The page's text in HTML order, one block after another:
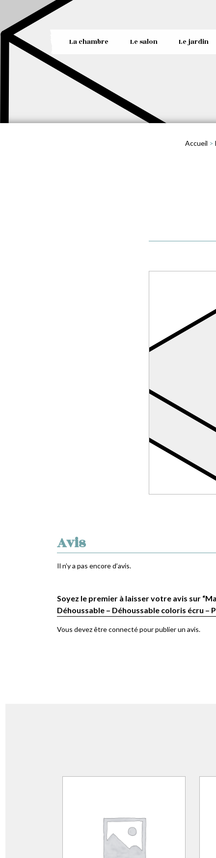
La chambre Le salon Le jardin
Accueil >
Avis
Il n’y a pas encore d’avis.
Soyez le premier à laisser votre avis sur
Déhoussable – Déhoussable coloris écru –
Vous devez êtreconnectépour publier un avis.